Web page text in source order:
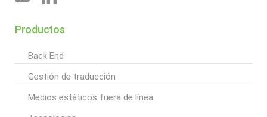
Productos
Back End
Gestión de traducción
Medios estáticos fuera de línea